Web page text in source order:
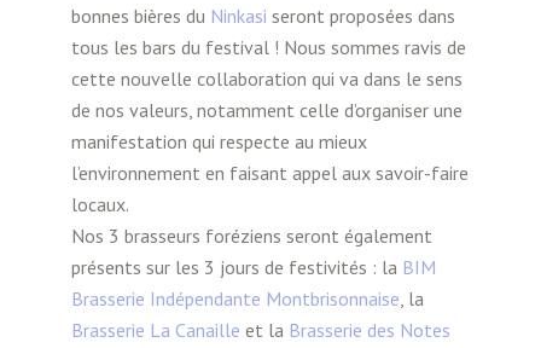
bonnes bières du Ninkasi seront proposées dans
tous les bars du festival ! Nous sommes ravis de
cette nouvelle collaboration qui va dans le sens
de nos valeurs, notamment celle d’organiser une
manifestation qui respecte au mieux
l’environnement en faisant appel aux savoir-faire
locaux.
Nos 3 brasseurs foréziens seront également
présents sur les 3 jours de festivités : la BIM
Brasserie Indépendante Montbrisonnaise, la
Brasserie La Canaille et la Brasserie des Notes